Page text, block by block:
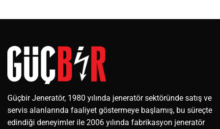
Güçbir Jeneratör, 1980 yılında jeneratör sektöründe satış ve
servis alanlarında faaliyet göstermeye başlamış, bu süreçte
edindiği deneyimler ile 2006 yılında fabrikasyon jeneratör